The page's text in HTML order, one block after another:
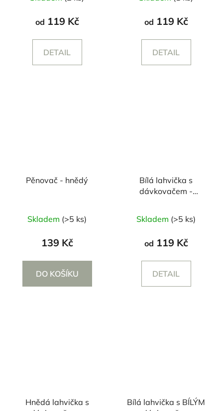
od 119 Kč
DETAIL
od 119 Kč
DETAIL
Pěnovač - hnědý
hodnocení
produktu
z
Skladem (>5 ks)
139 Kč
DO KOŠÍKU
Bílá lahvička s
dávkovačem -
hodnocení
produktu
5,0
z
Skladem (>5 ks)
od 119 Kč
DETAIL
Hnědá lahvička s
Bílá lahvička s BÍLÝM